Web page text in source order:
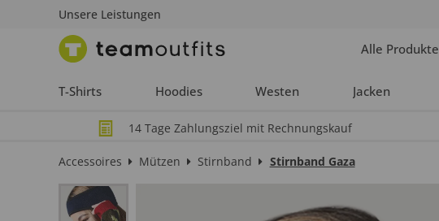
Unsere Leistungen
Alle Produkte
T-Shirts Hoodies Westen Jacken
14 Tage Zahlungsziel mit Rechnungskauf
Accessoires Mützen Stirnband Stirnband Gaza